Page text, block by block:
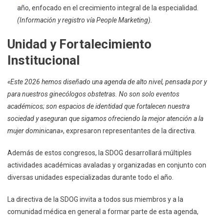
año, enfocado en el crecimiento integral de la especialidad.
(Información y registro vía People Marketing).
Unidad y Fortalecimiento
Institucional
«Este 2026 hemos diseñado una agenda de alto nivel, pensada por y
para nuestros ginecólogos obstetras. No son solo eventos
académicos; son espacios de identidad que fortalecen nuestra
sociedad y aseguran que sigamos ofreciendo la mejor atención a la
mujer dominicana», expresaron representantes de la directiva.
Además de estos congresos, la SDOG desarrollará múltiples
actividades académicas avaladas y organizadas en conjunto con
diversas unidades especializadas durante todo el año.
La directiva de la SDOG invita a todos sus miembros y a la
comunidad médica en general a formar parte de esta agenda,